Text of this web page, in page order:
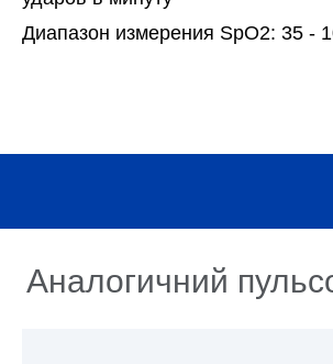
Диапазон измерения SpO2: 35 -
Аналогичний